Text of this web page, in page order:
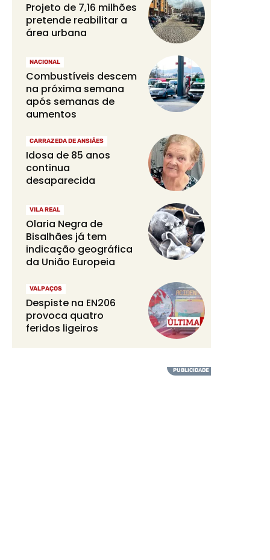
Projeto de 7,16 milhões
pretende reabilitar a
área urbana
NACIONAL
Combustíveis descem
na próxima semana
após semanas de
aumentos
CARRAZEDA DE ANSIÃES
Idosa de 85 anos
continua
desaparecida
VILA REAL
Olaria Negra de
Bisalhães já tem
indicação geográfica
da União Europeia
VALPAÇOS
Despiste na EN206
provoca quatro
feridos ligeiros